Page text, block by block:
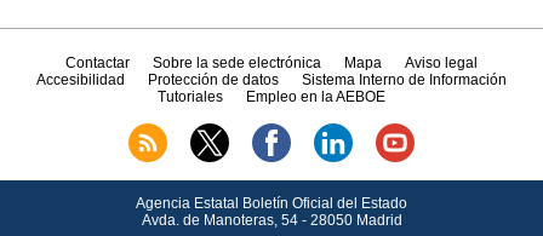
Contactar Sobre la sede electrónica Mapa
Aviso legal
Accesibilidad
Protección de datos
Sistema Interno de Información
Tutoriales
Empleo en la AEBOE
Agencia Estatal Boletín Oficial del Estado
Avda. de Manoteras, 54 - 28050 Madrid